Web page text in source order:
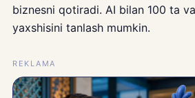
biznesni qotiradi. AI bilan 100 ta
yaxshisini tanlash mumkin.
REKLAMA